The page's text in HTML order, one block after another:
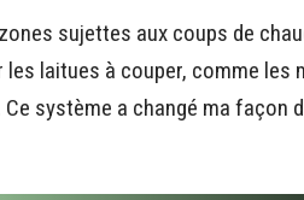
sujettes aux coups de
les laitues à couper, comme
Ce système a changé ma façon